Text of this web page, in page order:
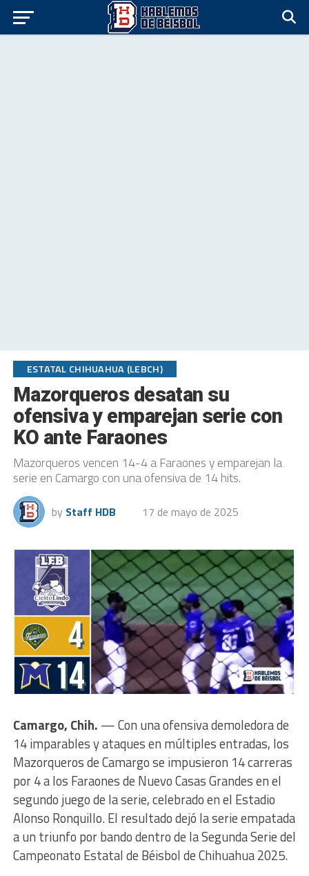
ESTATAL CHIHUAHUA (LEBCH)
Mazorqueros desatan su
ofensiva y emparejan serie con
KO ante Faraones
Mazorqueros vencen 14-4 a Faraones y emparejan la
serie en Camargo con una ofensiva de 14 hits.
by Staff HDB 17 de mayo de 2025
Camargo, Chih. — Con una ofensiva demoledora de
14 imparables y ataques en múltiples entradas, los
Mazorqueros de Camargo se impusieron 14 carreras
por 4 a los Faraones de Nuevo Casas Grandes en el
segundo juego de la serie, celebrado en el Estadio
Alonso Ronquillo. El resultado dejó la serie empatada
a un triunfo por bando dentro de la Segunda Serie del
Campeonato Estatal de Béisbol de Chihuahua 2025.